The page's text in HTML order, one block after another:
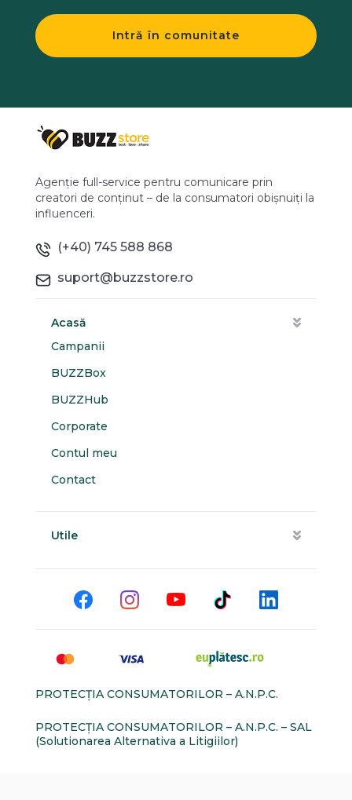
Intră în comunitate
Agenție full-service pentru comunicare prin
creatori de conținut – de la consumatori obișnuiți la
influenceri.
(+40) 745 588 868
suport@buzzstore.ro
Acasă
Campanii
BUZZBox
BUZZHub
Corporate
Contul meu
Contact
Utile
PROTECŢIA CONSUMATORILOR – A.N.P.C.
PROTECŢIA CONSUMATORILOR – A.N.P.C. – SAL
(Solutionarea Alternativa a Litigiilor)